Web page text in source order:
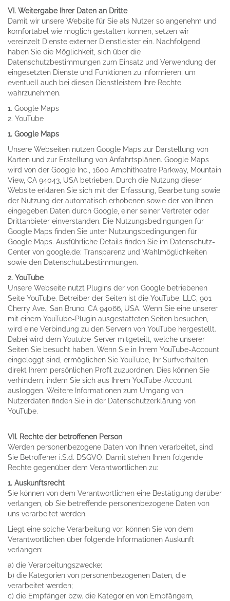
VI. Weitergabe Ihrer Daten an Dritte
Damit wir unsere Website für Sie als Nutzer so angenehm und
komfortabel wie möglich gestalten können, setzen wir
vereinzelt Dienste externer Dienstleister ein. Nachfolgend
haben Sie die Möglichkeit, sich über die
Datenschutzbestimmungen zum Einsatz und Verwendung der
eingesetzten Dienste und Funktionen zu informieren, um
eventuell auch bei diesen Dienstleistern Ihre Rechte
wahrzunehmen.
1. Google Maps
2. YouTube
1. Google Maps
Unsere Webseiten nutzen Google Maps zur Darstellung von
Karten und zur Erstellung von Anfahrtsplänen. Google Maps
wird von der Google Inc., 1600 Amphitheatre Parkway, Mountain
View, CA 94043, USA betrieben. Durch die Nutzung dieser
Website erklären Sie sich mit der Erfassung, Bearbeitung sowie
der Nutzung der automatisch erhobenen sowie der von Ihnen
eingegeben Daten durch Google, einer seiner Vertreter oder
Drittanbieter einverstanden. Die Nutzungsbedingungen für
Google Maps finden Sie unter Nutzungsbedingungen für
Google Maps. Ausführliche Details finden Sie im Datenschutz-
Center von google.de: Transparenz und Wahlmöglichkeiten
sowie den Datenschutzbestimmungen.
2. YouTube
Unsere Webseite nutzt Plugins der von Google betriebenen
Seite YouTube. Betreiber der Seiten ist die YouTube, LLC, 901
Cherry Ave., San Bruno, CA 94066, USA. Wenn Sie eine unserer
mit einem YouTube-Plugin ausgestatteten Seiten besuchen,
wird eine Verbindung zu den Servern von YouTube hergestellt.
Dabei wird dem Youtube-Server mitgeteilt, welche unserer
Seiten Sie besucht haben. Wenn Sie in Ihrem YouTube-Account
eingeloggt sind, ermöglichen Sie YouTube, Ihr Surfverhalten
direkt Ihrem persönlichen Profil zuzuordnen. Dies können Sie
verhindern, indem Sie sich aus Ihrem YouTube-Account
ausloggen. Weitere Informationen zum Umgang von
Nutzerdaten finden Sie in der Datenschutzerklärung von
YouTube.
VII. Rechte der betroffenen Person
Werden personenbezogene Daten von Ihnen verarbeitet, sind
Sie Betroffener i.S.d. DSGVO. Damit stehen Ihnen folgende
Rechte gegenüber dem Verantwortlichen zu:
1. Auskunftsrecht
Sie können von dem Verantwortlichen eine Bestätigung darüber
verlangen, ob Sie betreffende personenbezogene Daten von
uns verarbeitet werden.
Liegt eine solche Verarbeitung vor, können Sie von dem
Verantwortlichen über folgende Informationen Auskunft
verlangen:
a) die Verarbeitungszwecke;
b) die Kategorien von personenbezogenen Daten, die
verarbeitet werden;
c) die Empfänger bzw. die Kategorien von Empfängern,